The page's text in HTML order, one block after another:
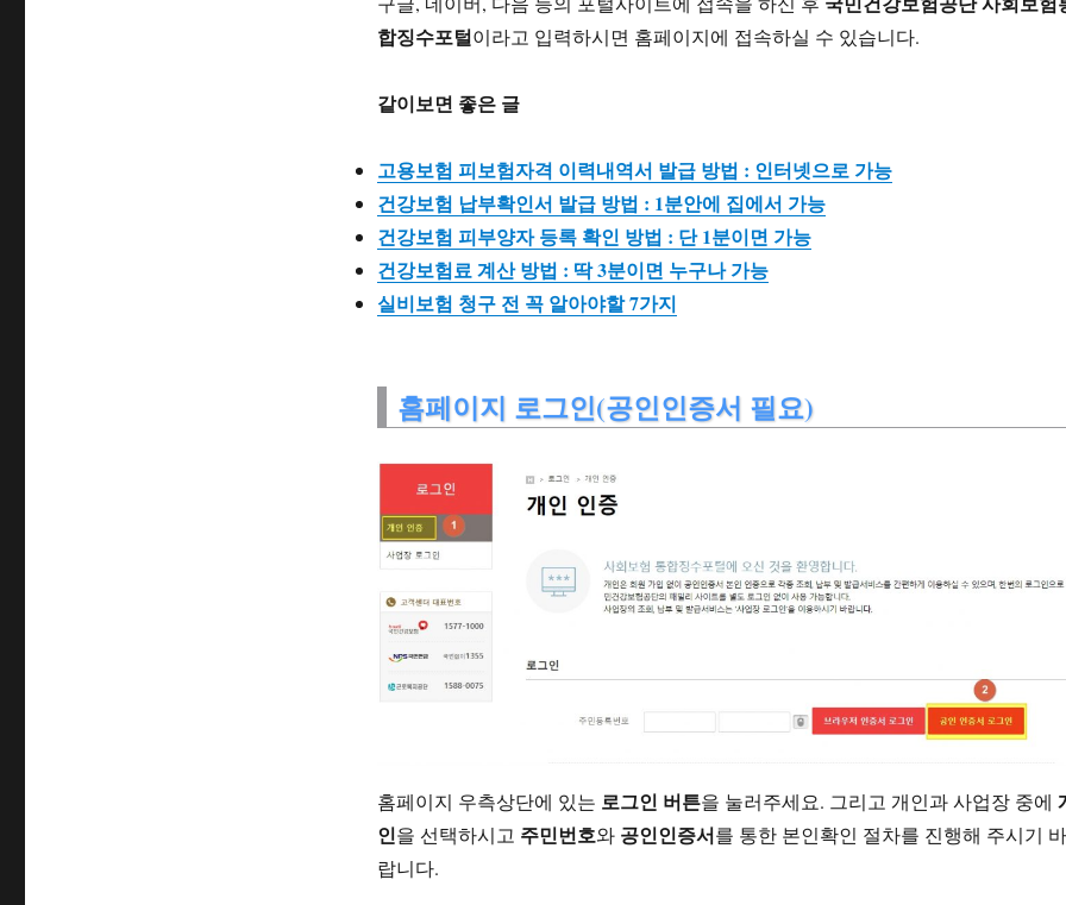
합징수포털이라고 입력하시면 홈페이지에 접속하실 수 있습니다.
같이보면 좋은 글
고용보험 피보험자격 이력내역서 발급 방법 : 인터넷으로 가능
건강보험 납부확인서 발급 방법 : 1분안에 집에서 가능
건강보험 피부양자 등록 확인 방법 : 단 1분이면 가능
건강보험료 계산 방법 : 딱 3분이면 누구나 가능
실비보험 청구 전 꼭 알아야할 7가지
홈페이지 로그인(공인인증서 필요)
홈페이지 우측상단에 있는 로그인 버튼을 눌러주세요. 그리고 개인과 사업장 중에
인을 선택하시고 주민번호와 공인인증서를 통한 본인확인 절차를 진행해 주시기 바
랍니다.